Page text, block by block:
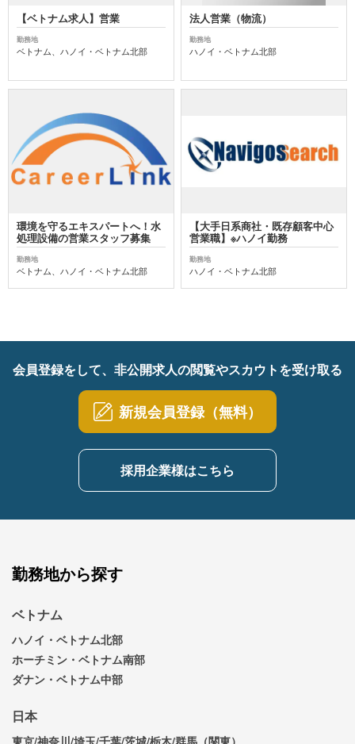
【ベトナム求人】営業
勤務地
ベトナム、ハノイ・ベトナム北部
法人営業（物流）
勤務地
ハノイ・ベトナム北部
環境を守るエキスパートへ！水
処理設備の営業スタッフ募集
勤務地
ベトナム、ハノイ・ベトナム北部
【大手日系商社・既存顧客中心
営業職】※ハノイ勤務
勤務地
ハノイ・ベトナム北部
会員登録をして、非公開求人の閲覧やスカウトを受け取る
新規会員登録（無料）
採用企業様はこちら
勤務地から探す
ベトナム
ハノイ・ベトナム北部
ホーチミン・ベトナム南部
ダナン・ベトナム中部
日本
東京/神奈川/埼玉/千葉/茨城/栃木/群馬（関東）